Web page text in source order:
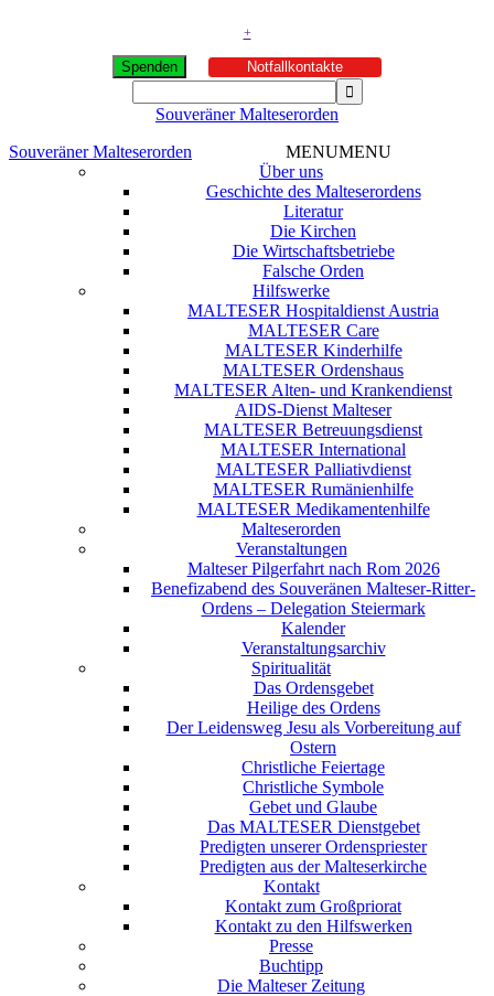
+
Spenden Notfallkontakte
Souveräner Malteserorden
Souveräner Malteserorden
MENUMENU
Über uns
Geschichte des Malteserordens
Literatur
Die Kirchen
Die Wirtschaftsbetriebe
Falsche Orden
Hilfswerke
MALTESER Hospitaldienst Austria
MALTESER Care
MALTESER Kinderhilfe
MALTESER Ordenshaus
MALTESER Alten- und Krankendienst
AIDS-Dienst Malteser
MALTESER Betreuungsdienst
MALTESER International
MALTESER Palliativdienst
MALTESER Rumänienhilfe
MALTESER Medikamentenhilfe
Malteserorden
Veranstaltungen
Malteser Pilgerfahrt nach Rom 2026
Benefizabend des Souveränen Malteser-Ritter-
Ordens – Delegation Steiermark
Kalender
Veranstaltungsarchiv
Spiritualität
Das Ordensgebet
Heilige des Ordens
Der Leidensweg Jesu als Vorbereitung auf
Ostern
Christliche Feiertage
Christliche Symbole
Gebet und Glaube
Das MALTESER Dienstgebet
Predigten unserer Ordenspriester
Predigten aus der Malteserkirche
Kontakt
Kontakt zum Großpriorat
Kontakt zu den Hilfswerken
Presse
Buchtipp
Die Malteser Zeitung